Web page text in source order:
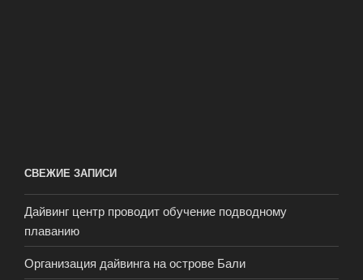
СВЕЖИЕ ЗАПИСИ
Дайвинг центр проводит обучение подводному
плаванию
Организация дайвинга на острове Бали